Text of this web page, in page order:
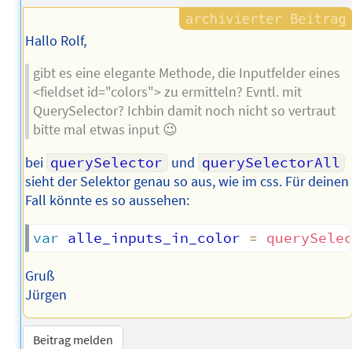
Autors
Hallo Rolf,
gibt es eine elegante Methode, die Inputfelder eines
<fieldset id="colors"> zu ermitteln? Evntl. mit
QuerySelector? Ichbin damit noch nicht so vertraut
bitte mal etwas input 😉
bei querySelector und querySelectorAll
sieht der Selektor genau so aus, wie im css. Für deinen
Fall könnte es so aussehen:
var alle_inputs_in_color =
Gruß
Jürgen
Beitrag melden